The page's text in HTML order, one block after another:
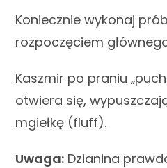
Koniecznie wykonaj
rozpoczęciem
Kaszmir po praniu
otwiera się,
mgiełkę (fluff).
Uwaga: Dzianina